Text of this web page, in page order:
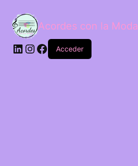
Acordes con la Moda
Acceder